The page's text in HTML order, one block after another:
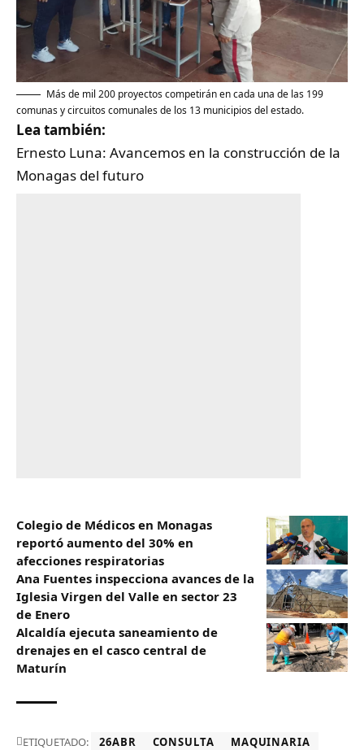
Más de mil 200 proyectos competirán en cada una de las 199
comunas y circuitos comunales de los 13 municipios del estado.
Lea también:
Ernesto Luna: Avancemos en la construcción de la
Monagas del futuro
Colegio de Médicos en Monagas
reportó aumento del 30% en
afecciones respiratorias
Ana Fuentes inspecciona avances de la
Iglesia Virgen del Valle en sector 23
de Enero
Alcaldía ejecuta saneamiento de
drenajes en el casco central de
Maturín
ETIQUETADO: 26ABR CONSULTA MAQUINARIA